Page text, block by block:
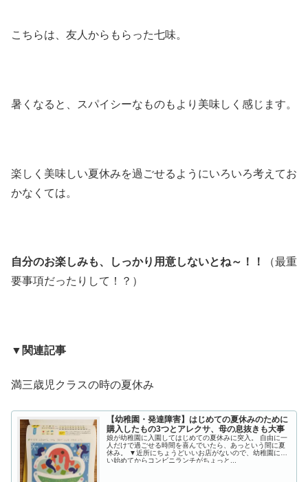
こちらは、友人からもらった七味。
暑くなると、スパイシーなものもより美味しく感じます。
楽しく美味しい夏休みを過ごせるようにいろいろ考えてお
かなくては。
自分のお楽しみも、しっかり用意しないとね～！！
（最重
要事項だったりして！？）
▼ 関連記事
満三歳児クラスの時の夏休み
【幼稚園・発達障害】はじめての夏休みのために
購入したもの3つとアレクサ、母の息抜きも大事
娘が幼稚園に入園してはじめての夏休みに突入。 自由に一
人だけで過ごせる時間を喜んでいたら、あっという間に夏
休み。 ▼近所にちょうどいいお店がないので、幼稚園に通
い始めてからコンビニランチがちょっと...